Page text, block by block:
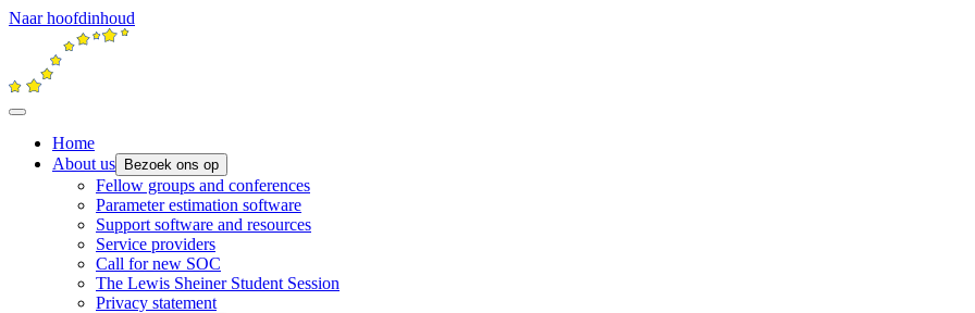
Naar hoofdinhoud
Home
About us
Bezoek ons op
Fellow groups and conferences
Parameter estimation software
Support software and resources
Service providers
Call for new SOC
The Lewis Sheiner Student Session
Privacy statement